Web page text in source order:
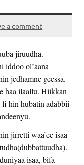
a comment
jiruudha.
iddoo ol’aana
jedhamne geessa.
haa ilaallu. Hiikkan
fi hin hubatin adabbii
jirretti waa’ee isaa
isaa, bifa